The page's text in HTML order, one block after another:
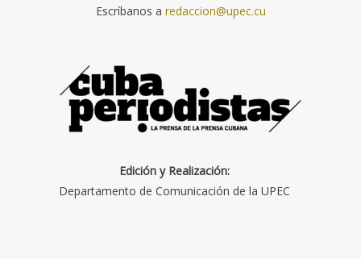
Escríbanos a redaccion@upec.cu
Edición y Realización:
Departamento de Comunicación de la UPEC